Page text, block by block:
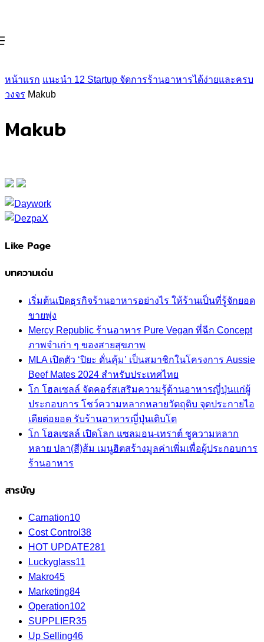
หน้าแรก แนะนำ 12 Startup จัดการร้านอาหารได้ง่ายและครบ
วงจร Makub
Makub
Like Page
บทความเด่น
เริ่มต้นเปิดธุรกิจร้านอาหารอย่างไร ให้ร้านเป็นที่รู้จักยอด
ขายพุ่ง
Mercy Republic ร้านอาหาร Pure Vegan ที่ฉีก Concept
ภาพจำเก่า ๆ ของสายสุขภาพ
MLA เปิดตัว ‘ปิยะ ดั่นคุ้ม’ เป็นสมาชิกในโครงการ Aussie
Beef Mates 2024 สำหรับประเทศไทย
โก โฮลเซลล์ จัดคอร์สเสริมความรู้ด้านอาหารญี่ปุ่นแก่ผู้
ประกอบการ โชว์ความหลากหลายวัตถุดิบ จุดประกายไอ
เดียต่อยอด รับร้านอาหารญี่ปุ่นเติบโต
โก โฮลเซลล์ เปิดโลก แซลมอน-เทราต์ ชูความหลาก
หลาย ปลา(สี)ส้ม เมนูฮิตสร้างมูลค่าเพิ่มเพื่อผู้ประกอบการ
ร้านอาหาร
สารบัญ
Carnation10
Cost Control 38
HOT UPDATE281
Luckyglass11
Makro45
Marketing84
Operation102
SUPPLIER35
Up Selling46